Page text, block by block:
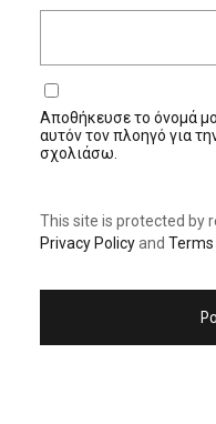
Αποθήκευσε το όνομά
αυτόν τον πλοηγό για
σχολιάσω.
This site is protected by
Privacy Policyand